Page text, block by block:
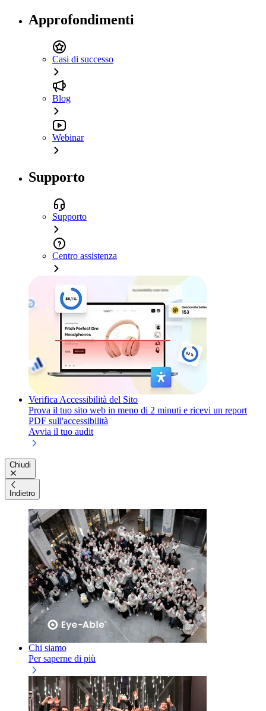
Approfondimenti
Casi di successo
Blog
Webinar
Supporto
Supporto
Centro assistenza
Verifica Accessibilità del Sito
Prova il tuo sito web in meno di 2 minuti e ricevi un report
PDF sull'accessibilità
Avvia il tuo audit
Chiudi
Indietro
Chi siamo
Per saperne di più